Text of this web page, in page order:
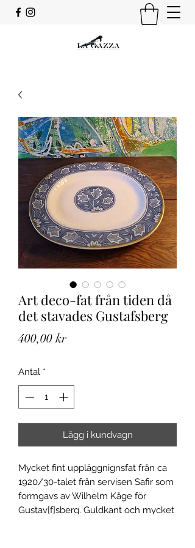
Art deco-fat från tiden då
det stavades Gustafsberg
400,00 krPris
Antal *
Lägg i kundvagn
Mycket fint uppläggnignsfat från ca
1920/30-talet från servisen Safir som
formgavs av Wilhelm Kåge för
Gustav[f]sberg. Guldkant och mycket